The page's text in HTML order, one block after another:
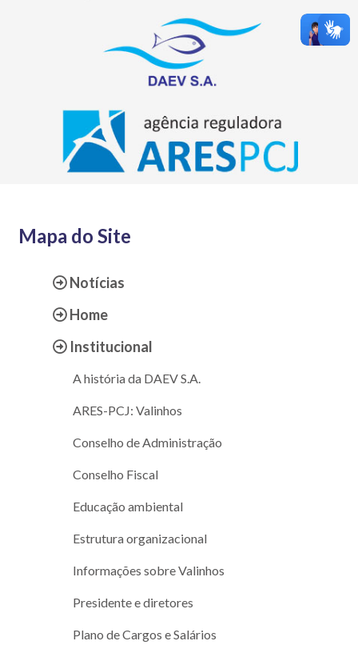
Mapa do Site
Notícias
Home
Institucional
A história da DAEV S.A.
ARES-PCJ: Valinhos
Conselho de Administração
Conselho Fiscal
Educação ambiental
Estrutura organizacional
Informações sobre Valinhos
Presidente e diretores
Plano de Cargos e Salários